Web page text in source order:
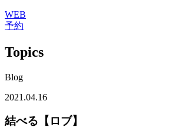
WEB
予約
Topics
Blog
2021.04.16
結べる【ロブ】